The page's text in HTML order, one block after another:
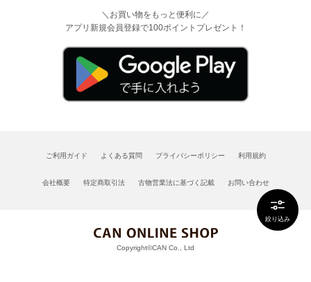
絞り込み
＼お買い物をもっと便利に／
アプリ新規会員登録で100ポイントプレゼント！
ご利用ガイド よくある質問 プライバシーポリシー 利用規約
会社概要 特定商取引法 古物営業法に基づく記載 お問い合わせ
Copyright©CAN Co., Ltd